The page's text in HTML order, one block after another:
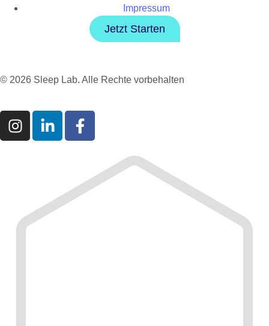
Impressum
Jetzt Starten
© 2026 Sleep Lab. Alle Rechte vorbehalten